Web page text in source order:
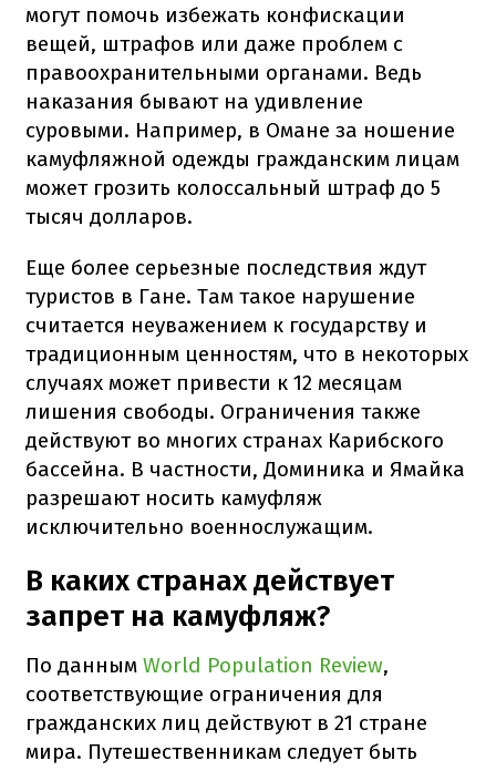
могут помочь избежать конфискации
вещей, штрафов или даже проблем с
правоохранительными органами. Ведь
наказания бывают на удивление
суровыми. Например, в Омане за ношение
камуфляжной одежды гражданским лицам
может грозить колоссальный штраф до 5
тысяч долларов.
Еще более серьезные последствия ждут
туристов в Гане. Там такое нарушение
считается неуважением к государству и
традиционным ценностям, что в некоторых
случаях может привести к 12 месяцам
лишения свободы. Ограничения также
действуют во многих странах Карибского
бассейна. В частности, Доминика и Ямайка
разрешают носить камуфляж
исключительно военнослужащим.
В каких странах действует
запрет на камуфляж?
По данным World Population Review,
соответствующие ограничения для
гражданских лиц действуют в 21 стране
мира. Путешественникам следует быть